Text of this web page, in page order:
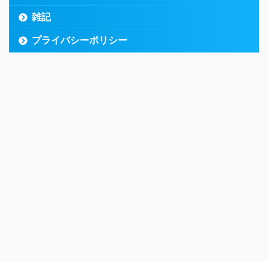
雑記
プライバシーポリシー